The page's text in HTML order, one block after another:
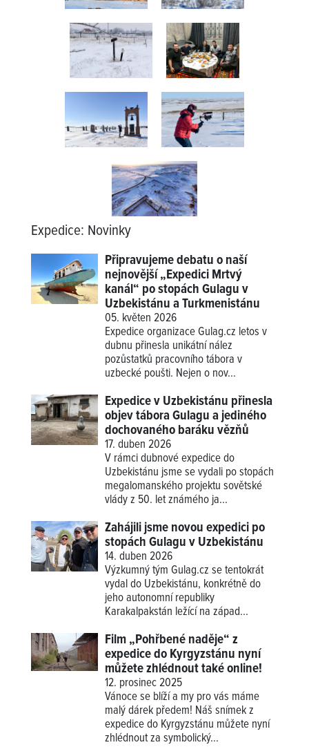
Expedice: Novinky
Připravujeme debatu o naší
nejnovější „Expedici Mrtvý
kanál“ po stopách Gulagu v
Uzbekistánu a Turkmenistánu
05. květen 2026
Expedice organizace Gulag.cz letos v
dubnu přinesla unikátní nález
pozůstatků pracovního tábora v
uzbecké poušti. Nejen o nov...
Expedice v Uzbekistánu přinesla
objev tábora Gulagu a jediného
dochovaného baráku vězňů
17. duben 2026
V rámci dubnové expedice do
Uzbekistánu jsme se vydali po stopách
megalomanského projektu sovětské
vlády z 50. let známého ja...
Zahájili jsme novou expedici po
stopách Gulagu v Uzbekistánu
14. duben 2026
Výzkumný tým Gulag.cz se tentokrát
vydal do Uzbekistánu, konkrétně do
jeho autonomní republiky
Karakalpakstán ležící na západ...
Film „Pohřbené naděje“ z
expedice do Kyrgyzstánu nyní
můžete zhlédnout také online!
12. prosinec 2025
Vánoce se blíží a my pro vás máme
malý dárek předem! Náš snímek z
expedice do Kyrgyzstánu můžete nyní
zhlédnout za symbolický...